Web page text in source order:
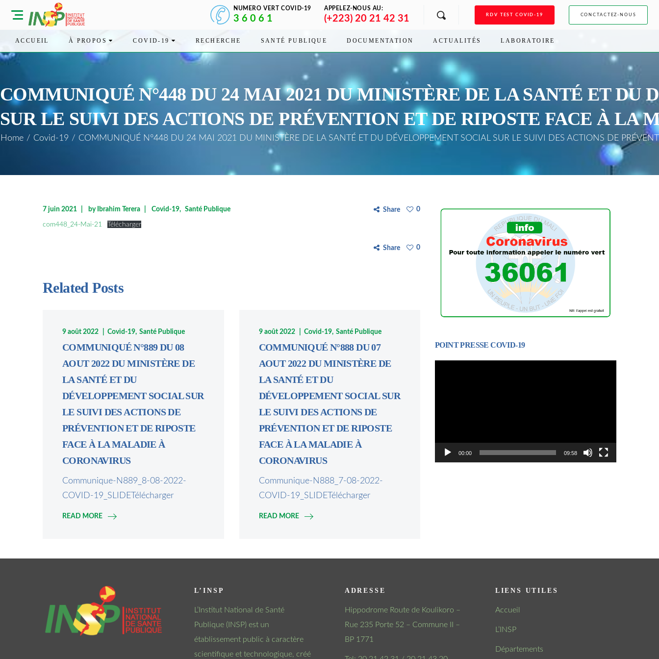
NUMERO VERT COVID-19
3 6 0 6 1
APPELEZ-NOUS AU:
(+223) 20 21 42 31 RDV TEST COVID-19 CONCTACTEZ-NOUS
ACCUEIL À PROPOS COVID-19 RECHERCHE SANTÉ PUBLIQUE DOCUMENTATION ACTUALITÉS LABORATOIRE
COMMUNIQUÉ N°448 DU 24 MAI 2021 DU MINISTÈRE DE LA SANTÉ ET DU
SUR LE SUIVI DES ACTIONS DE PRÉVENTION ET DE RIPOSTE FACE À LA
Home / Covid-19 / COMMUNIQUÉ N°448 DU 24 MAI 2021 DU MINISTÈRE DE LA SANTÉ ET DU DÉVELOPPEMENT SOCIAL SUR LE SUIVI DES ACTIONS DE
7 juin 2021 by Ibrahim Terera Covid-19 Santé Publique Share 0
com448_24-Mai-21 Télécharger
Share 0
Related Posts
9 août 2022 Covid-19 Santé Publique
COMMUNIQUÉ N°889 DU 08
AOUT 2022 DU MINISTÈRE DE
LA SANTÉ ET DU
DÉVELOPPEMENT SOCIAL SUR
LE SUIVI DES ACTIONS DE
PRÉVENTION ET DE RIPOSTE
FACE À LA MALADIE À
CORONAVIRUS
Communique-N889_8-08-2022-
COVID-19_SLIDETélécharger
READ MORE
9 août 2022 Covid-19 Santé Publique
COMMUNIQUÉ N°888 DU 07
AOUT 2022 DU MINISTÈRE DE
LA SANTÉ ET DU
DÉVELOPPEMENT SOCIAL SUR
LE SUIVI DES ACTIONS DE
PRÉVENTION ET DE RIPOSTE
FACE À LA MALADIE À
CORONAVIRUS
Communique-N888_7-08-2022-
COVID-19_SLIDETélécharger
READ MORE
POINT PRESSE COVID-19
00:00 09:58
L’INSP
L’Institut National de Santé
Publique (INSP) est un
établissement public à caractère
scientifique et technologique, créé
ADRESSE
Hippodrome Route de Koulikoro –
Rue 235 Porte 52 – Commune II –
BP 1771
LIENS UTILES
Accueil
L’INSP
Départements